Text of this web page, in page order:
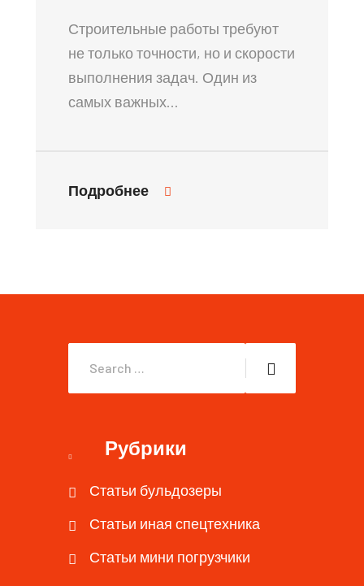
Строительные работы требуют
не только точности, но и скорости
выполнения задач. Один из
самых важных…
Подробнее
Рубрики
Статьи бульдозеры
Статьи иная спецтехника
Статьи мини погрузчики